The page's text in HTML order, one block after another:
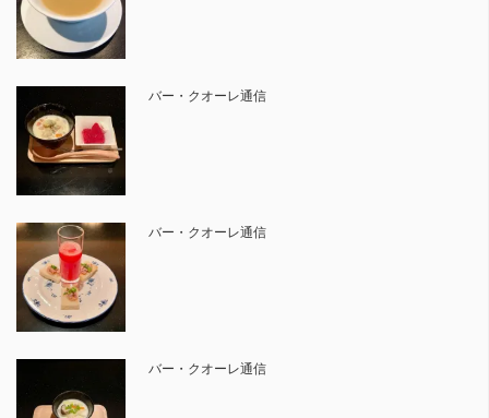
バー・クオーレ通信
バー・クオーレ通信
バー・クオーレ通信